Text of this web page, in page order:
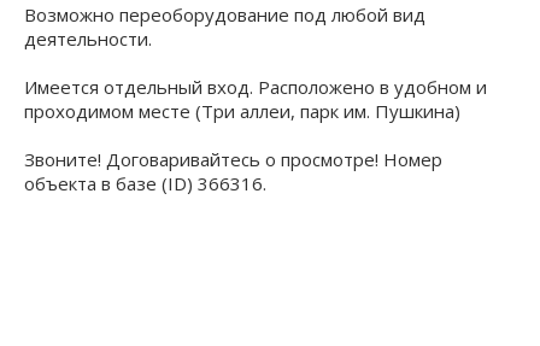
Возможно переоборудование под любой вид
деятельности.
Имеется отдельный вход. Расположено в удобном и
проходимом месте (Три аллеи, парк им. Пушкина)
Звоните! Договаривайтесь о просмотре! Номер
объекта в базе (ID) 366316.